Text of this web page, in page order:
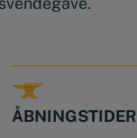
ÅBNINGSTIDER